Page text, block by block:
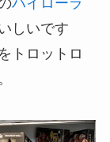
しいです
トロットロ